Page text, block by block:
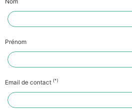
Prénom
Email de contact (*)